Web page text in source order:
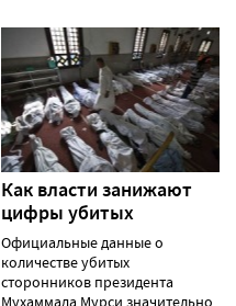
Как власти занижают
цифры убитых
Официальные данные о
количестве убитых
сторонников президента
Мухаммада Мурси значительно